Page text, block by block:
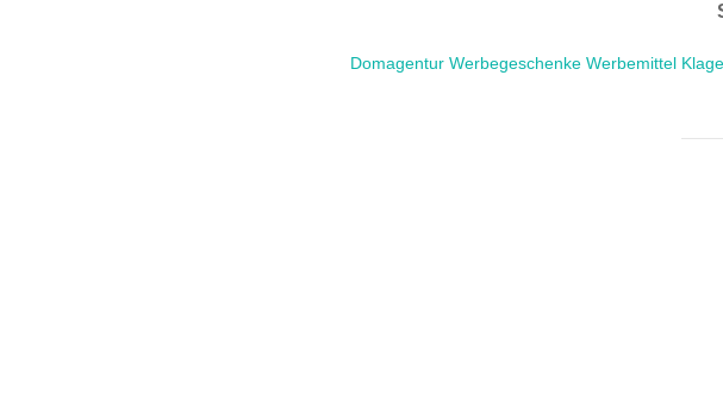
Domagentur Werbegeschenke Werbemittel